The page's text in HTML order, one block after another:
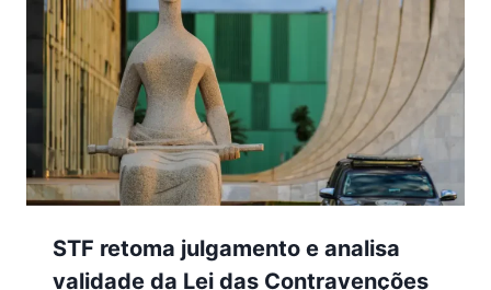
STF retoma julgamento e analisa
validade da Lei das Contravenções